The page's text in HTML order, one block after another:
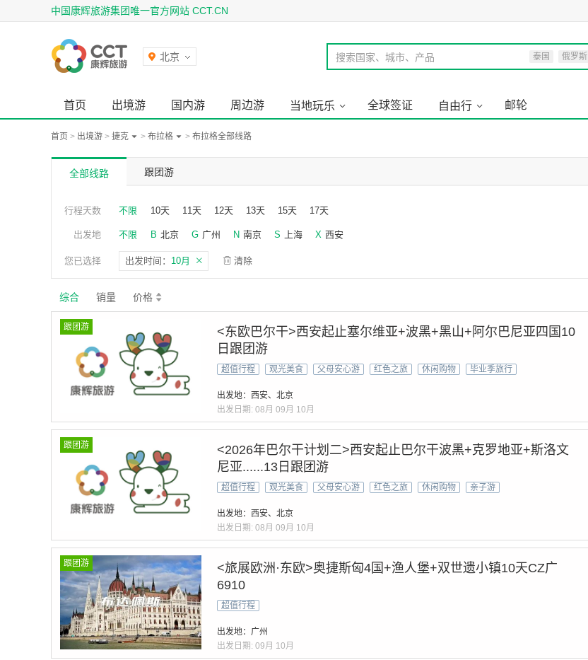
中国康辉旅游集团唯一官方网站 CCT.CN
北京 搜索国家、城市、产品 泰国 俄罗斯
首页 出境游 国内游 周边游 当地玩乐 全球签证 自由行 邮轮
首页 > 出境游 > 捷克 > 布拉格 > 布拉格全部线路
全部线路 跟团游
行程天数 不限 10天 11天 12天 13天 15天 17天
出发地 不限 B 北京 G 广州 N 南京 S 上海 X 西安
您已选择 出发时间： 10月 清除
综合 销量 价格
跟团游
<东欧巴尔干>西安起止塞尔维亚+波黑+黑山+阿尔巴尼亚四国10
日跟团游
超值行程 观光美食 父母安心游 红色之旅 休闲购物 毕业季旅行
出发地：西安、北京
出发日期: 08月 09月 10月
跟团游
<2026年巴尔干计划二>西安起止巴尔干波黑+克罗地亚+斯洛文
尼亚......13日跟团游
超值行程 观光美食 父母安心游 红色之旅 休闲购物 亲子游
出发地：西安、北京
出发日期: 08月 09月 10月
跟团游
<旅展欧洲·东欧>奥捷斯匈4国+渔人堡+双世遗小镇10天CZ广
6910
超值行程
出发地：广州
出发日期: 09月 10月